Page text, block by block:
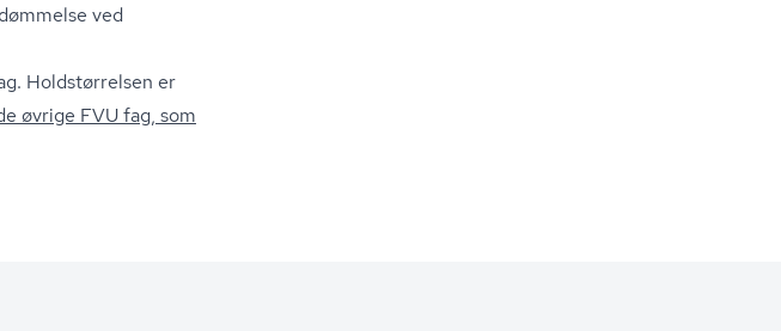
ved
Holdstørrelsen er
øvrige FVU fag, som